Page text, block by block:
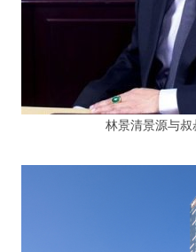
林景清景源与